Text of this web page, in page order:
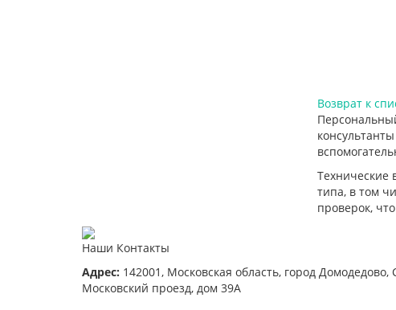
Возврат к
Технические
типа, в том
проверок,
Наши Контакты
Адрес: 142001, Московская область, город Домодедово,
Московский проезд, дом 39А